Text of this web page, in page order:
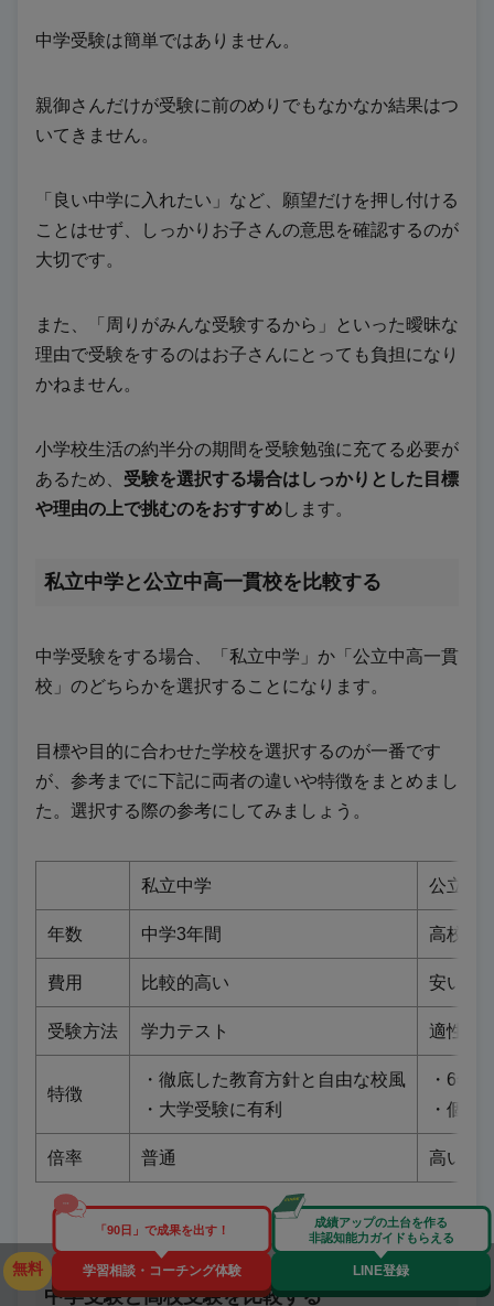
中学受験は簡単ではありません。
親御さんだけが受験に前のめりでもなかなか結果はつ
いてきません。
「良い中学に入れたい」など、願望だけを押し付ける
ことはせず、しっかりお子さんの意思を確認するのが
大切です。
また、「周りがみんな受験するから」といった曖昧な
理由で受験をするのはお子さんにとっても負担になり
かねません。
小学校生活の約半分の期間を受験勉強に充てる必要が
あるため、 受験を選択する場合はしっかりとした目標
や理由の上で挑むのをおすすめします。
私立中学と公立中高一貫校を比較する
中学受験をする場合、「私立中学」か「公立中高一貫
校」のどちらかを選択することになります。
目標や目的に合わせた学校を選択するのが一番です
が、参考までに下記に両者の違いや特徴をまとめまし
た。選択する際の参考にしてみましょう。
私立中学 公立中
年数 中学3年間 高校ま
費用 比較的高い 安い
受験方法 学力テスト 適性検
特徴
・徹底した教育方針と自由な校風
・大学受験に有利
・6年
・個性
倍率 普通 高い
中学受験と高校受験を比較する
無料
「90日」で成果を出す！
学習相談・コーチング体験
成績アップの土台を作る
非認知能力ガイドもらえる
LINE登録